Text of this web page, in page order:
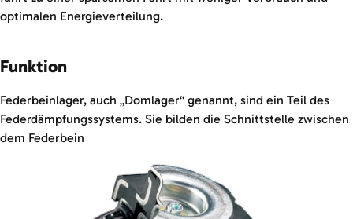
optimalen Energieverteilung.
Funktion
Federbeinlager, auch „Domlager“ genannt, sind ein Teil des
Federdämpfungssystems. Sie bilden die Schnittstelle zwischen
dem Federbein